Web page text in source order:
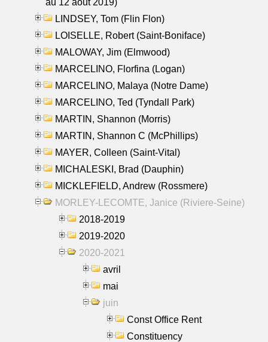
LINDSEY, Tom (Flin Flon)
LOISELLE, Robert (Saint-Boniface)
MALOWAY, Jim (Elmwood)
MARCELINO, Florfina (Logan)
MARCELINO, Malaya (Notre Dame)
MARCELINO, Ted (Tyndall Park)
MARTIN, Shannon (Morris)
MARTIN, Shannon C (McPhillips)
MAYER, Colleen (Saint-Vital)
MICHALESKI, Brad (Dauphin)
MICKLEFIELD, Andrew (Rossmere)
MORLEY-LECOMTE, Janice (Riviere-Seine)
2018-2019
2019-2020
2020-2021
avril
mai
juin
Const Office Rent
Constituency